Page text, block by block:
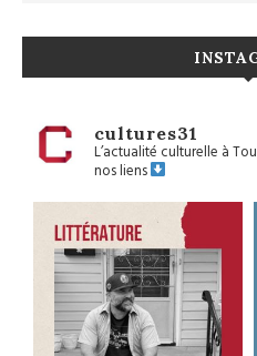
cultures31
L’actualité culturelle à
nos liens